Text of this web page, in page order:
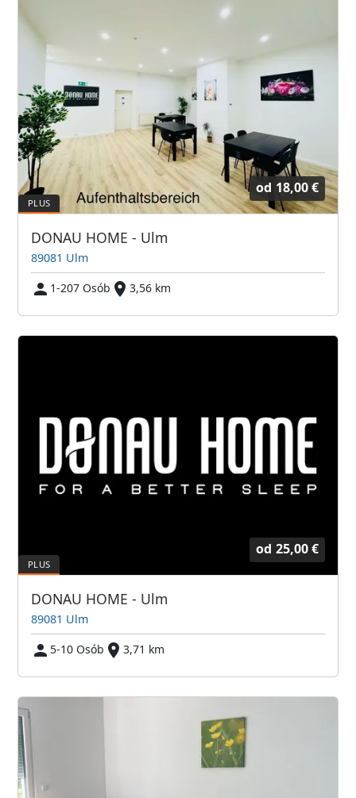
od 18,00 €
DONAU HOME - Ulm
89081 Ulm
1-207 Osób
3,56 km
od 25,00 €
DONAU HOME - Ulm
89081 Ulm
5-10 Osób
3,71 km